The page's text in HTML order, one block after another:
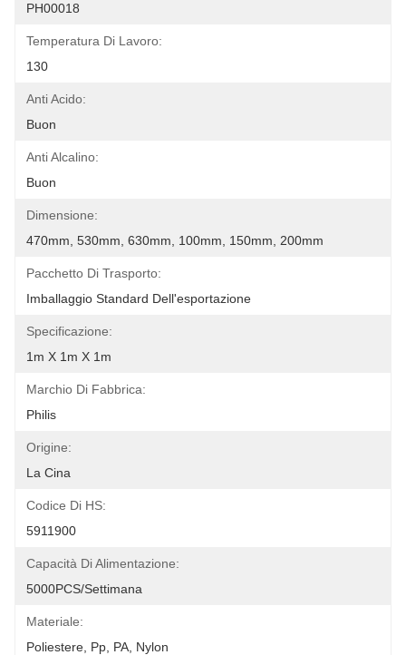
PH00018
Temperatura Di Lavoro:
130
Anti Acido:
Buon
Anti Alcalino:
Buon
Dimensione:
470mm, 530mm, 630mm, 100mm, 150mm, 200mm
Pacchetto Di Trasporto:
Imballaggio Standard Dell'esportazione
Specificazione:
1m X 1m X 1m
Marchio Di Fabbrica:
Philis
Origine:
La Cina
Codice Di HS:
5911900
Capacità Di Alimentazione:
5000PCS/settimana
Materiale:
Poliestere, Pp, PA, Nylon